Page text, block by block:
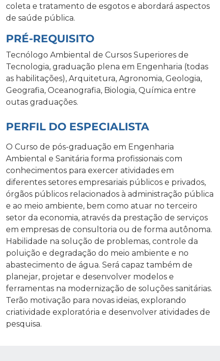
coleta e tratamento de esgotos e abordará aspectos
de saúde pública.
PRÉ-REQUISITO
Tecnólogo Ambiental de Cursos Superiores de
Tecnologia, graduação plena em Engenharia (todas
as habilitações), Arquitetura, Agronomia, Geologia,
Geografia, Oceanografia, Biologia, Química entre
outas graduações.
PERFIL DO ESPECIALISTA
O Curso de pós-graduação em Engenharia
Ambiental e Sanitária forma profissionais com
conhecimentos para exercer atividades em
diferentes setores empresariais públicos e privados,
órgãos públicos relacionados à administração pública
e ao meio ambiente, bem como atuar no terceiro
setor da economia, através da prestação de serviços
em empresas de consultoria ou de forma autônoma.
Habilidade na solução de problemas, controle da
poluição e degradação do meio ambiente e no
abastecimento de água. Será capaz também de
planejar, projetar e desenvolver modelos e
ferramentas na modernização de soluções sanitárias.
Terão motivação para novas ideias, explorando
criatividade exploratória e desenvolver atividades de
pesquisa.